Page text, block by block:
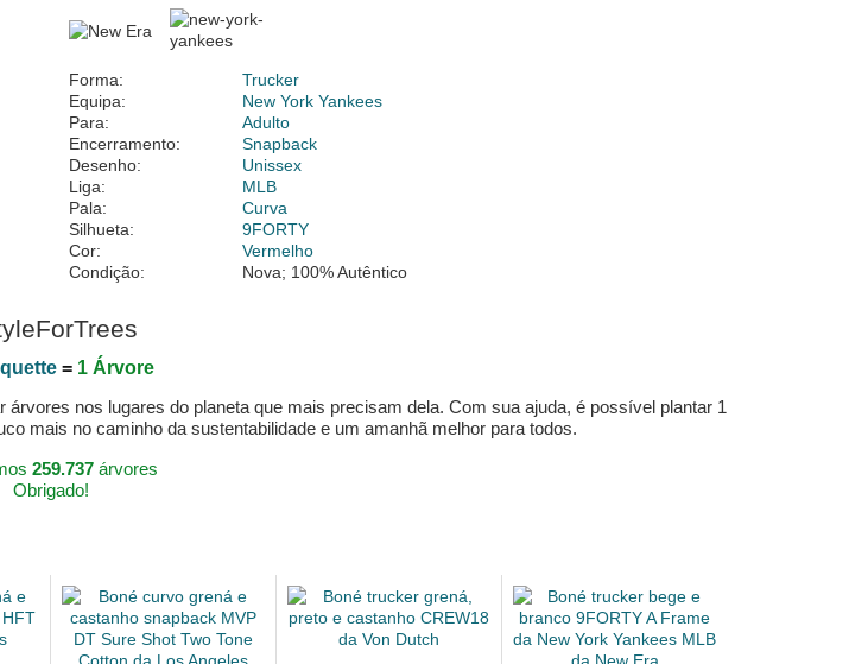
Forma:
Trucker
Equipa:
New York Yankees
Para:
Adulto
Encerramento:
Snapback
Desenho:
Unissex
Liga:
MLB
Pala:
Curva
Silhueta:
9FORTY
Cor:
Vermelho
Condição:
Nova; 100% Autêntico
= 1 Árvore
nos lugares do planeta que mais precisam dela. Com sua ajuda, é possível plantar 1
mais no caminho da sustentabilidade e um amanhã melhor para todos.
259.737árvores
Obrigado!